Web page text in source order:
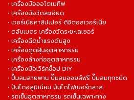
• เครื่องมือออโตเมทีฟ
• เครื่องมือวัดละเอียด
• เวอร์เนียคาลิปเปอร์ ดิจิตอลเวอร์เนีย
• ตลับเมตร เครื่องวัดระยะเลเซอร์
• เครื่องฉีดน้ำแรงดันสูง
• เครื่องดูดฝุ่นอุตสาหกรรม
• เครื่องล้างท่ออุตสาหกรรม
• เครื่องมือเวิร์คช็อป DIY
• ปั๊มลมสายพาน ปั๊มลมออยล์ฟรี ปั๊มลมทุกชนิด
• ปันไดอลูมิเนียม บันไดไฟเบอร์กลาส
• รถเข็นอุตสาหกรรม รถเข็นเฉพาะทาง